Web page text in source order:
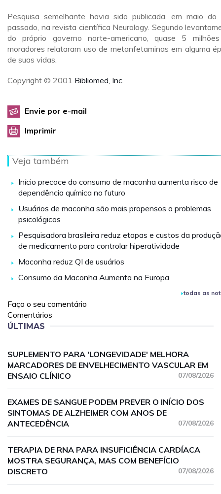
Pesquisa semelhante havia sido publicada, em maio do
passado, na revista científica Neurology. Segundo
do próprio governo norte-americano, quase 5
moradores relataram uso de metanfetaminas em alguma
de suas vidas.
Copyright © 2001 Bibliomed, Inc.
Envie por e-mail
Imprimir
Veja também
Início precoce do consumo de maconha aumenta risco de
dependência química no futuro
Usuários de maconha são mais propensos a problemas
psicológicos
Pesquisadora brasileira reduz etapas e custos da
de medicamento para controlar hiperatividade
Maconha reduz QI de usuários
Consumo da Maconha Aumenta na Europa
todas as
Faça o seu comentário
Comentários
ÚLTIMAS
SUPLEMENTO PARA 'LONGEVIDADE' MELHORA
MARCADORES DE ENVELHECIMENTO VASCULAR EM
ENSAIO CLÍNICO
07/08/2026
EXAMES DE SANGUE PODEM PREVER O INÍCIO DOS
SINTOMAS DE ALZHEIMER COM ANOS DE
ANTECEDÊNCIA
07/08/2026
TERAPIA DE RNA PARA INSUFICIÊNCIA CARDÍACA
MOSTRA SEGURANÇA, MAS COM BENEFÍCIO
DISCRETO
07/08/2026